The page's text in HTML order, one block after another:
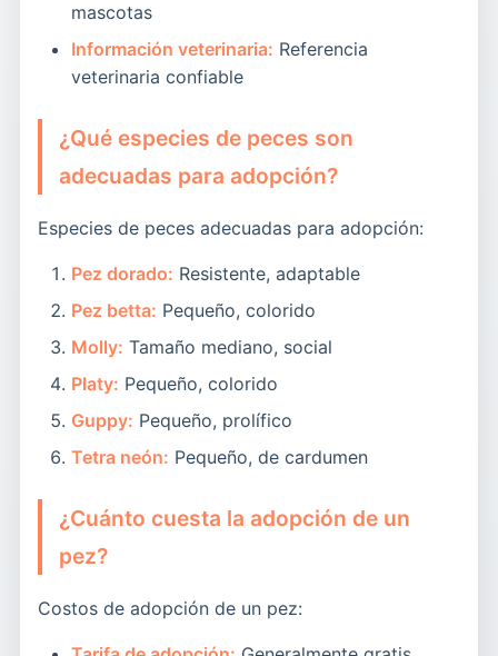
mascotas
Información veterinaria: Referencia
veterinaria confiable
¿Qué especies de peces son
adecuadas para adopción?
Especies de peces adecuadas para adopción:
Pez dorado: Resistente, adaptable
Pez betta: Pequeño, colorido
Molly: Tamaño mediano, social
Platy: Pequeño, colorido
Guppy: Pequeño, prolífico
Tetra neón: Pequeño, de cardumen
¿Cuánto cuesta la adopción de un
pez?
Costos de adopción de un pez: